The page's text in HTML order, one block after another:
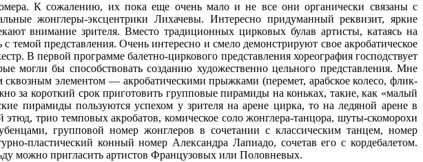
К сожалению, их пока еще очень мало и не все они органически связаны с
жонглеры-эксцентрики Лихачевы. Интересно придуманный рекви­зит, яркие
внимание зрителя. Вместо традиционных цирковых бу­лав артисты, катаясь на
представления. Очень интересно и смело демонстриру­ют свое акробатическое
В первой программе балетно-циркового представления хореография господствует
могли бы способ­ствовать созданию художественно цельно­го представления. Мне
элементом — акробатическими прыжками (перемет, арабское колесо, флик-
за короткий срок приготовить групповые пирамиды на коньках, такие, как «малый
пирамиды пользуются успехом у зрителя на арене цирка, то на ледяной аре­не в
трио темповых акробатов, комическое соло жонглера-танцора, шуты-скоморохи
групповой номер жонглеров в сочетании с классическим танцем, номер
пластический конный но­мер Александра Лапиадо, сочетав его с кордебалетом.
мож­но пригласить артистов Французовых или Половневых.